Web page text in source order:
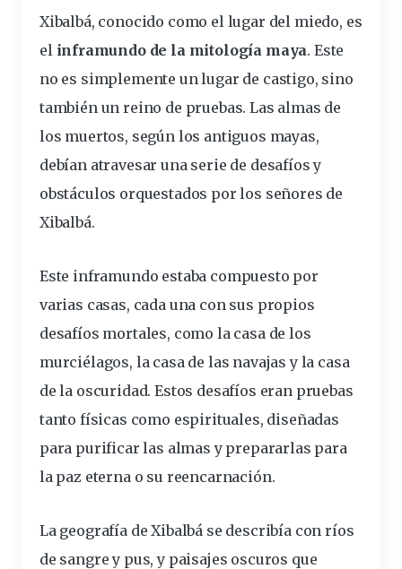
Xibalbá, conocido como el lugar del miedo, es
el inframundo de la mitología maya. Este
no es simplemente un lugar de castigo, sino
también un reino de pruebas. Las almas de
los muertos, según los antiguos mayas,
debían atravesar una serie de desafíos y
obstáculos orquestados por los señores de
Xibalbá.
Este inframundo estaba compuesto por
varias casas, cada una con sus propios
desafíos mortales, como la casa de los
murciélagos, la casa de las navajas y la casa
de la oscuridad. Estos desafíos eran pruebas
tanto físicas como espirituales, diseñadas
para purificar las almas y prepararlas para
la paz eterna o su reencarnación.
La geografía de Xibalbá se describía con ríos
de sangre y pus, y paisajes oscuros que